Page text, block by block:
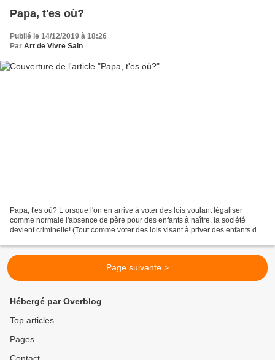
Papa, t'es où?
Publié le 14/12/2019 à 18:26
Par Art de Vivre Sain
Papa, t'es où? L orsque l'on en arrive à voter des lois voulant légaliser
comme normale l'absence de père pour des enfants à naître, la société
devient criminelle! (Tout comme voter des lois visant à priver des enfants de
Page suivante >
Hébergé par Overblog
Top articles
Pages